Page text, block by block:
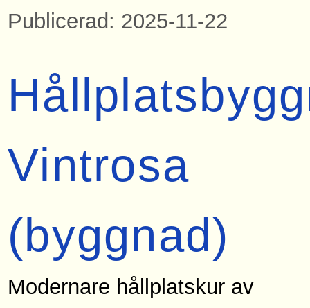
Publicerad: 2025-11-22
Vintrosa
(byggnad)
Modernare hållplatskur av